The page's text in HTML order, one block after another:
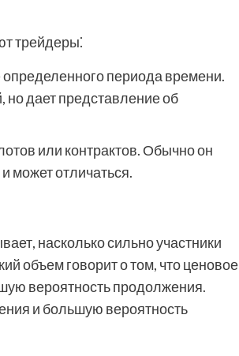
трейдеры⁚
определенного периода времени.
но дает представление об
или контрактов. Обычно он
может отличаться.
насколько сильно участники
объем говорит о том, что ценовое
вероятность продолжения.
и большую вероятность